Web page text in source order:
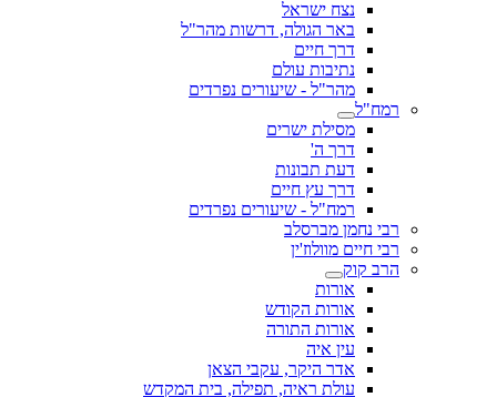
נצח ישראל
באר הגולה, דרשות מהר"ל
דרך חיים
נתיבות עולם
מהר"ל - שיעורים נפרדים
רמח"ל
מסילת ישרים
דרך ה'
דעת תבונות
דרך עץ חיים
רמח"ל - שיעורים נפרדים
רבי נחמן מברסלב
רבי חיים מוולוז'ין
הרב קוק
אורות
אורות הקודש
אורות התורה
עין איה
אדר היקר, עקבי הצאן
עולת ראיה, תפילה, בית המקדש